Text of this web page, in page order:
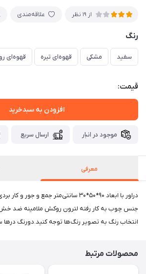
از 19 نظر علاقه‌مندی
رنگ
سفید مشکی قهوه‌ای تیره قهوه‌ای
قیمت:
افزودن به سبدخرید
موجود در انبار ارسال سریع
معرفی
دراور با ابعاد ۹۰*۵۰*۳۰ سانتی‌متر جمع و
جنس چوب به کار رفته لترون روکش ملامینه ضد
انتخاب رنگ به تصویر رنگ‌ها توجه کنید.دورنگ
محصولات مرتبط